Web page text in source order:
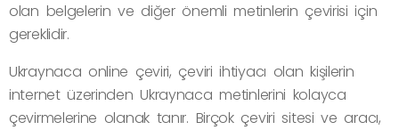
olan belgelerin ve diğer önemli metinlerin çevirisi için
gereklidir.
Ukraynaca online çeviri, çeviri ihtiyacı olan kişilerin
internet üzerinden Ukraynaca metinlerini kolayca
çevirmelerine olanak tanır. Birçok çeviri sitesi ve aracı,